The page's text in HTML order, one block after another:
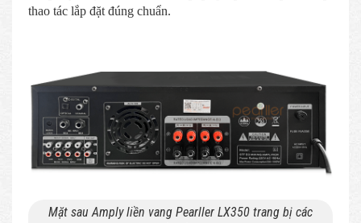
thao tác lắp đặt đúng chuẩn.
Mặt sau Amply liền vang Pearller LX350 trang bị các